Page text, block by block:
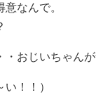
なんで。
おじいちゃん
！！）